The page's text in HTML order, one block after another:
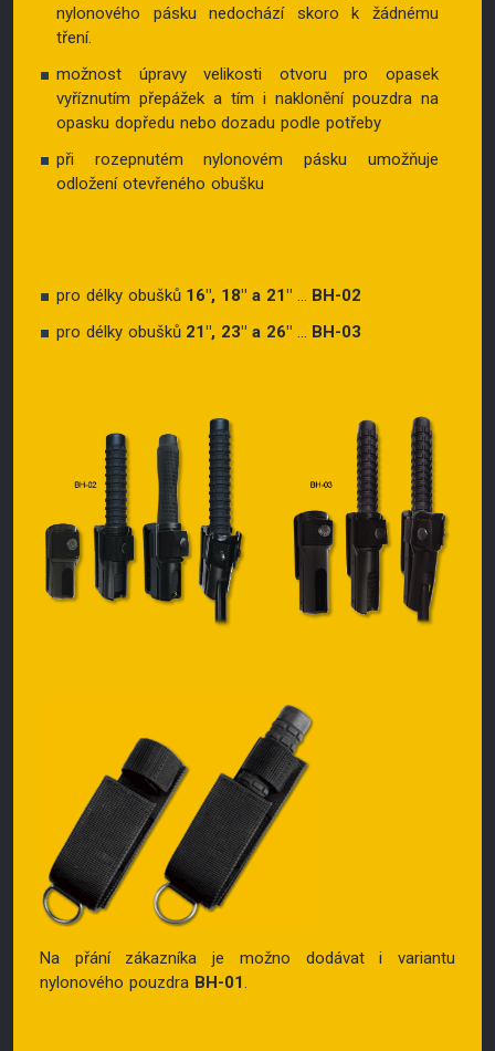
nylonového pásku nedochází skoro k žádnému
tření.
možnost úpravy velikosti otvoru pro opasek
vyříznutím přepážek a tím i naklonění pouzdra na
opasku dopředu nebo dozadu podle potřeby
při rozepnutém nylonovém pásku umožňuje
odložení otevřeného obušku
pro délky obušků16″, 18″ a 21″... BH-02
pro délky obušků21″, 23″ a 26″... BH-03
Na přání zákazníka je možno dodávat i variantu
nylonového pouzdra BH-01.